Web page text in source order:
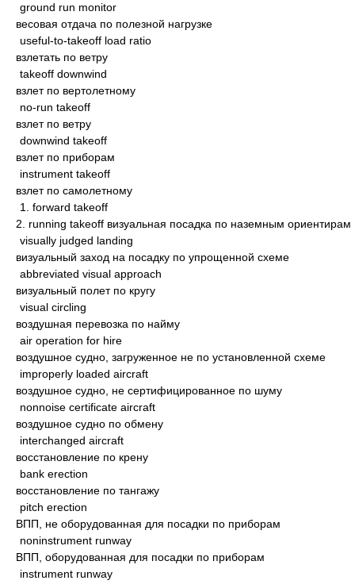
ground run monitor
весовая отдача по полезной нагрузке
useful-to-takeoff load ratio
взлетать по ветру
takeoff downwind
взлет по вертолетному
no-run takeoff
взлет по ветру
downwind takeoff
взлет по приборам
instrument takeoff
взлет по самолетному
1. forward takeoff
2. running takeoff визуальная посадка по наземным ориентирам
visually judged landing
визуальный заход на посадку по упрощенной схеме
abbreviated visual approach
визуальный полет по кругу
visual circling
воздушная перевозка по найму
air operation for hire
воздушное судно, загруженное не по установленной схеме
improperly loaded aircraft
воздушное судно, не сертифицированное по шуму
nonnoise certificate aircraft
воздушное судно по обмену
interchanged aircraft
восстановление по крену
bank erection
восстановление по тангажу
pitch erection
ВПП, не оборудованная для посадки по приборам
noninstrument runway
ВПП, оборудованная для посадки по приборам
instrument runway